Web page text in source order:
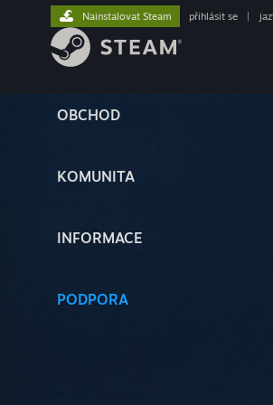
OBCHOD
KOMUNITA
INFORMACE
PODPORA
Nainstalovat Steam přihlásit se